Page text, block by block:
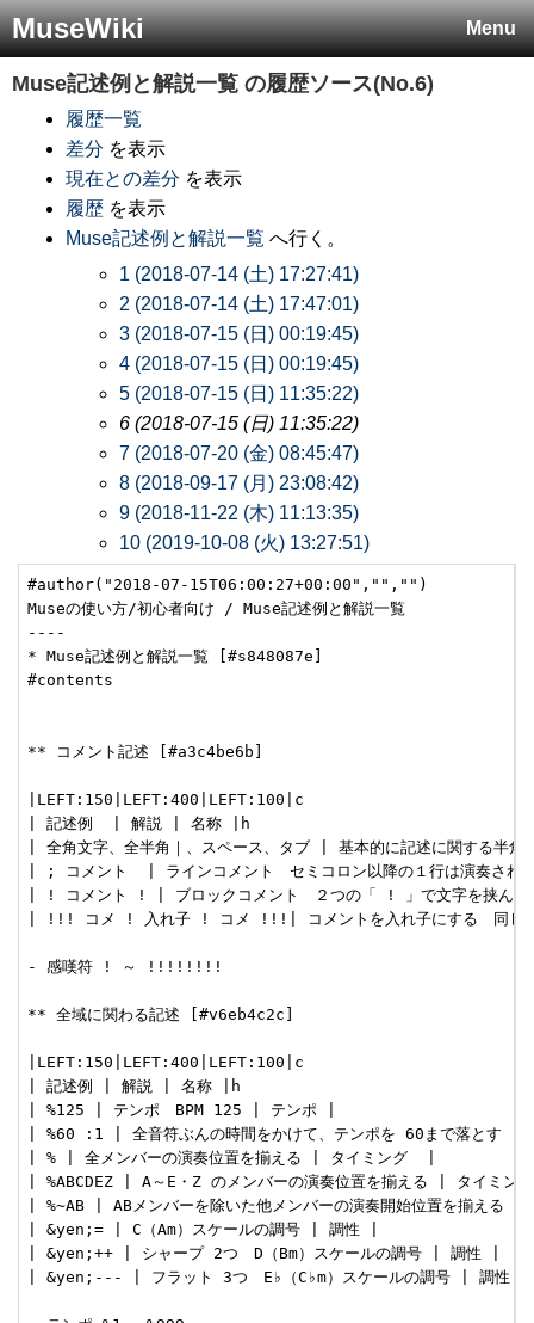
Menu
MuseWiki
Muse記述例と解説一覧 の履歴ソース(No.6)
履歴一覧
差分 を表示
現在との差分 を表示
履歴 を表示
Muse記述例と解説一覧 へ行く。
1 (2018-07-14 (土) 17:27:41)
2 (2018-07-14 (土) 17:47:01)
3 (2018-07-15 (日) 00:19:45)
4 (2018-07-15 (日) 00:19:45)
5 (2018-07-15 (日) 11:35:22)
6 (2018-07-15 (日) 11:35:22)
7 (2018-07-20 (金) 08:45:47)
8 (2018-09-17 (月) 23:08:42)
9 (2018-11-22 (木) 11:13:35)
10 (2019-10-08 (火) 13:27:51)
#author("2018-07-15T06:00:27+00:00","","")
Museの使い方/初心者向け / Muse記述例と解説一覧
----
* Muse記述例と解説一覧 [#s848087e]
#contents
** コメント記述 [#a3c4be6b]
|LEFT:150|LEFT:400|LEFT:100|c
| 記述例  | 解説 | 名称 |h
| 全角文字、全半角｜、スペース、タブ | 基本的に記述に関する半
| ; コメント  | ラインコメント　セミコロン以降の１行は演奏さ
| ! コメント ! | ブロックコメント　２つの「 ! 」で文字を挟んだ
| !!! コメ ! 入れ子 ! コメ !!!| コメントを入れ子にする　同じ
- 感嘆符 ! ～ !!!!!!!!
** 全域に関わる記述 [#v6eb4c2c]
|LEFT:150|LEFT:400|LEFT:100|c
| 記述例 | 解説 | 名称 |h
| %125 | テンポ　BPM 125 | テンポ |
| %60 :1 | 全音符ぶんの時間をかけて、テンポを 60まで落とす |
| % | 全メンバーの演奏位置を揃える | タイミング  |
| %ABCDEZ | A～E・Z のメンバーの演奏位置を揃える | タイミン
| %~AB | ABメンバーを除いた他メンバーの演奏開始位置を揃える
| &yen;= | C（Am）スケールの調号 | 調性 |
| &yen;++ | シャープ 2つ　D（Bm）スケールの調号 | 調性 |
| &yen;--- | フラット 3つ　E♭（C♭m）スケールの調号 | 調性 |